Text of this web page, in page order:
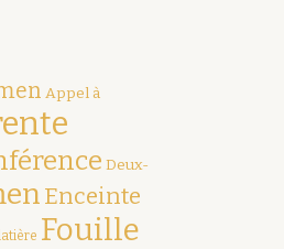
Appel à
Deux-
Enceinte
Fouille